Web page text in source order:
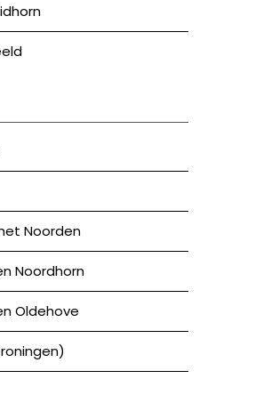
Noorden
Noordhorn
Oldehove